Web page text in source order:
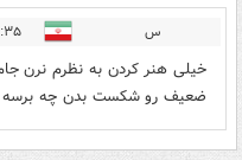
س ۱۶:۳۵ -
خیلی هنر کردن به نظرم نرن
ضعیف رو شکست بدن چه برسه